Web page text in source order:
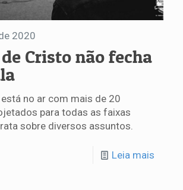
2020
Cristo não fecha
está no ar com mais de 20
para todas as faixas
sobre diversos assuntos.
Leia mais